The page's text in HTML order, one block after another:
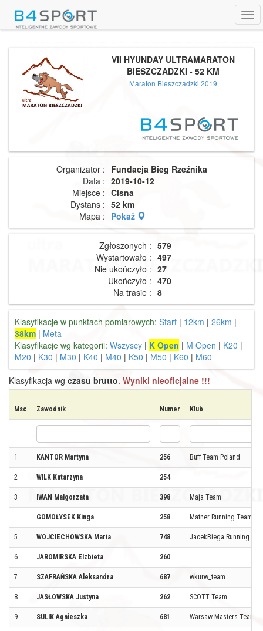
VII HYUNDAY ULTRAMARATON
BIESZCZADZKI - 52 KM
Maraton Bieszczadzki 2019
Organizator : Fundacja Bieg Rzeźnika
Data : 2019-10-12
Miejsce : Cisna
Dystans : 52 km
Mapa : Pokaż
Zgłoszonych : 579
Wystartowało : 497
Nie ukończyło : 27
Ukończyło : 470
Na trasie : 8
Klasyfikacje w punktach pomiarowych: Start | 12km | 26km |
38km | Meta
Klasyfikacje wg kategorii: Wszyscy | K Open | M Open | K20 |
M20 | K30 | M30 | K40 | M40 | K50 | M50 | K60 | M60
Klasyfikacja wg czasu brutto. Wyniki nieoficjalne !!!
Msc Zawodnik Numer Klub
1 KANTOR Martyna 256 Buff Team Poland
2 WILK Katarzyna 254
3 IWAN Malgorzata 398 Maja Team
GOMOŁYSEK Kinga 258 Matner Running Team
5 WOJCIECHOWSKA Maria 748 JacekBiega Running
6 JAROMIRSKA Elzbieta 260
7 SZAFRAŃSKA Aleksandra 687 wkurw_team
8 JASŁOWSKA Justyna 262 SCOTT Team
9 SULIK Agnieszka 681 Warsaw Masters Team